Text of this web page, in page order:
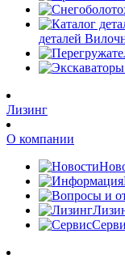
деталей
Лизинг
О компании